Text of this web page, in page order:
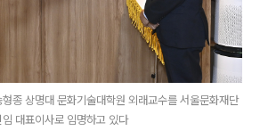
종 상명대 문화기술대학원 외래교수를 서울문화재단
임 대표이사로 임명하고 있다